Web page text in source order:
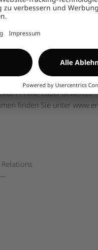
/ WKN:
der führenden
Ländern Europas. Die
(FIT) oder
AG auf den Bereich der
der Encavis AG
Prime-Label bewertet.
finden Sie unter